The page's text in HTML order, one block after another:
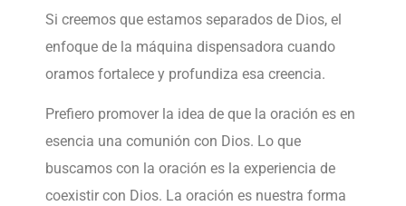
Si creemos que estamos separados de Dios, el
enfoque de la máquina dispensadora cuando
oramos fortalece y profundiza esa creencia.
Prefiero promover la idea de que la oración es en
esencia una comunión con Dios. Lo que
buscamos con la oración es la experiencia de
coexistir con Dios. La oración es nuestra forma